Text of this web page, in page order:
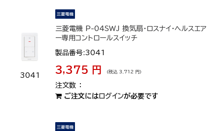
3041
三菱電機 P-04SWJ 換気扇・ロスナイ・ヘルスエア
ー専用コントロールスイッチ
製品番号:3041
3,375 円 (税込 3,712 円)
ご注文には ログインが必要です